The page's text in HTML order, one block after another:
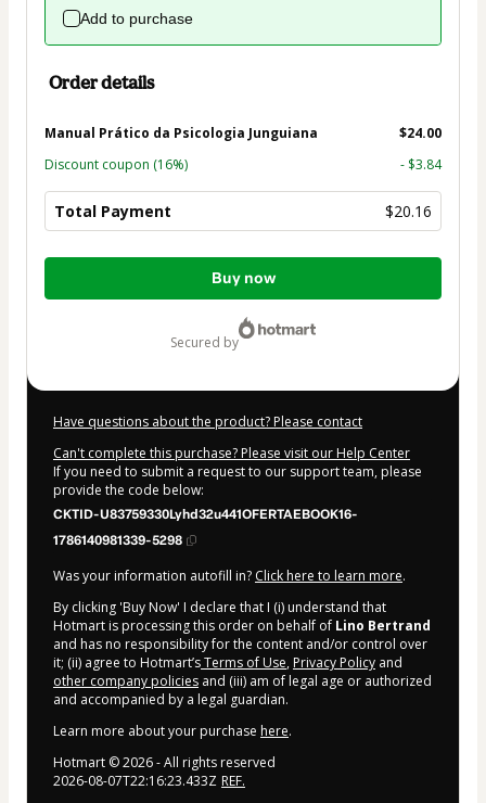
Add to purchase
Order details
Manual Prático da Psicologia Junguiana
$24.00
Discount coupon (16%) - $3.84
Total Payment $20.16
Total
Buy now
secured by
Have questions about the product? Please contact
Can't complete this purchase? Please visit our Help Center
If you need to submit a request to our support team, please
provide the code below:
CKTID-U83759330Lyhd32u441OFERTAEBOOK16-
1786140981339-5298
Was your information autofill in? Click here to learn more.
By clicking 'Buy Now' I declare that I (i) understand that
Hotmart is processing this order on behalf of Lino Bertrand
and has no responsibility for the content and/or control over
it; (ii) agree to Hotmart’sTerms of Use, Privacy Policy and
other company policies and (iii) am of legal age or authorized
and accompanied by a legal guardian.
Learn more about your purchase here.
Hotmart ©2026- All rights reserved
2026-08-07T22:16:23.433Z REF.